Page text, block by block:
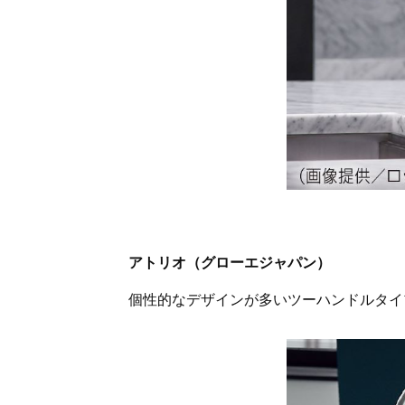
アトリオ（グローエジャパン）
個性的なデザインが多いツーハンドルタ